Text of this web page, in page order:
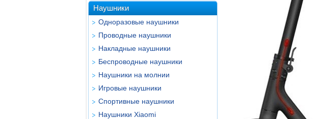
Наушники
Одноразовые наушники
Проводные наушники
Накладные наушники
Беспроводные наушники
Наушники на молнии
Игровые наушники
Спортивные наушники
Наушники Xiaomi